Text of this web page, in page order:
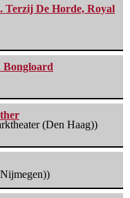
Terzij De Horde, Royal
Bongloard
(Den Haag))